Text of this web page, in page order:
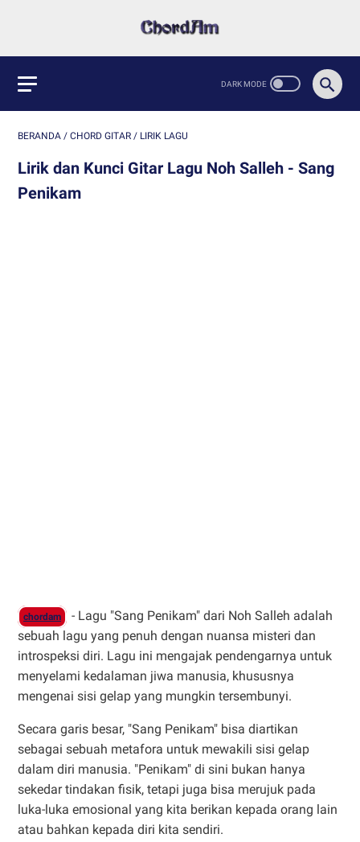
BERANDA / CHORD GITAR / LIRIK LAGU
Lirik dan Kunci Gitar Lagu Noh Salleh - Sang
Penikam
chordam
- Lagu "Sang Penikam" dari Noh Salleh adalah
sebuah lagu yang penuh dengan nuansa misteri dan
introspeksi diri. Lagu ini mengajak pendengarnya untuk
menyelami kedalaman jiwa manusia, khususnya
mengenai sisi gelap yang mungkin tersembunyi.
Secara garis besar, "Sang Penikam" bisa diartikan
sebagai sebuah metafora untuk mewakili sisi gelap
dalam diri manusia. "Penikam" di sini bukan hanya
sekedar tindakan fisik, tetapi juga bisa merujuk pada
luka-luka emosional yang kita berikan kepada orang lain
atau bahkan kepada diri kita sendiri.